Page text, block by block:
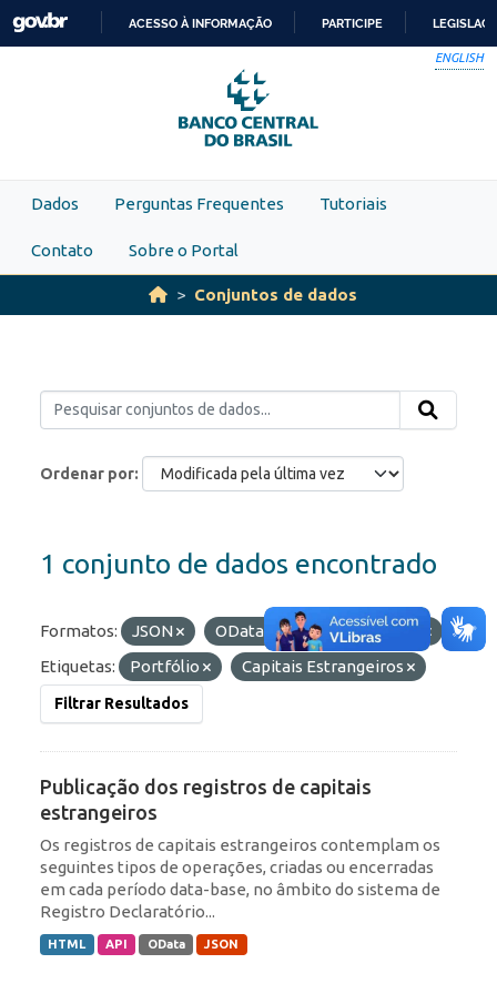
Skip to main content
PARA
O
CONTEÚDO
ACESSO À INFORMAÇÃO PARTICIPE
ENGLISH
Dados Perguntas Frequentes Tutoriais
Contato Sobre o Portal
Conjuntos de dados
Ordenar por
1 conjunto de dados encontrado
Formatos: JSON OData API
HTML
Etiquetas:
Portfólio Capitais Estrangeiros
Filtrar Resultados
Publicação dos registros de capitais
estrangeiros
Os registros de capitais estrangeiros contemplam os
seguintes tipos de operações, criadas ou encerradas
em cada período data-base, no âmbito do sistema de
Registro Declaratório...
HTML API OData JSON